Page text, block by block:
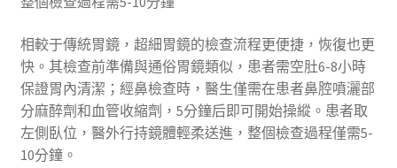
相較于傳統胃鏡，超細胃鏡的檢查流程更便捷，恢復也更
快。其檢查前準備與通俗胃鏡類似，患者需空肚6-8小時
保證胃內清潔；經鼻檢查時，醫生僅需在患者鼻腔噴灑部
分麻醉劑和血管收縮劑，5分鐘后即可開始操縱。患者取
左側臥位，醫外行持鏡體輕柔送進，整個檢查過程僅需5-
10分鐘。